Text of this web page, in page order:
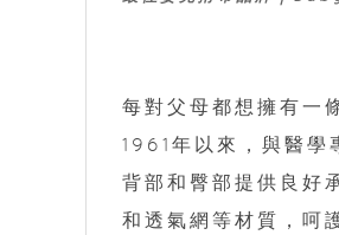
每對父母都想擁有一
1961年以來，與醫學
背部和臀部提供良好
和透氣網等材質，呵